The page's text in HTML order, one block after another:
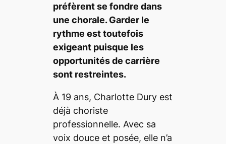
préfèrent se fondre dans
une chorale. Garder le
rythme est toutefois
exigeant puisque les
opportunités de carrière
sont restreintes.
À 19 ans, Charlotte Dury est
déjà choriste
professionnelle. Avec sa
voix douce et posée, elle n’a